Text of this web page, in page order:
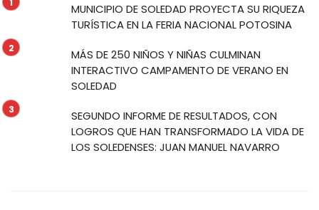
MUNICIPIO DE SOLEDAD PROYECTA SU RIQUEZA
TURÍSTICA EN LA FERIA NACIONAL POTOSINA
MÁS DE 250 NIÑOS Y NIÑAS CULMINAN
INTERACTIVO CAMPAMENTO DE VERANO EN
SOLEDAD
SEGUNDO INFORME DE RESULTADOS, CON
LOGROS QUE HAN TRANSFORMADO LA VIDA DE
LOS SOLEDENSES: JUAN MANUEL NAVARRO